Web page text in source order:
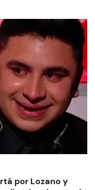
por Lozano y